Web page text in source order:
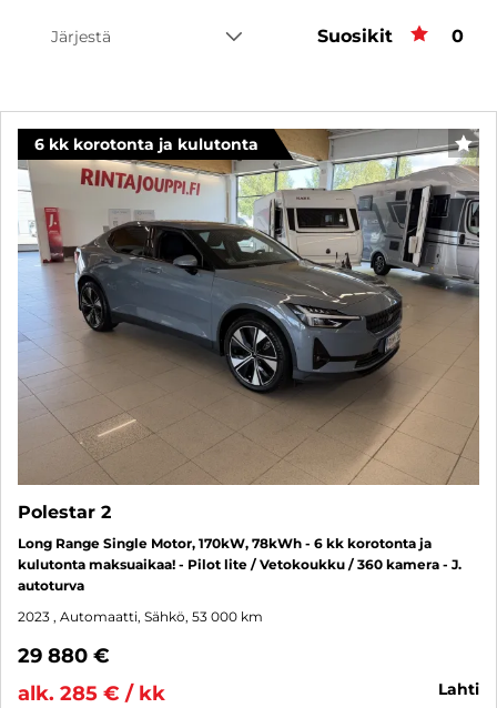
Järjestä Suosikit 0
6 kk korotonta ja kulutonta
Polestar 2
Long Range Single Motor, 170kW, 78kWh - 6 kk korotonta ja
kulutonta maksuaikaa! - Pilot lite / Vetokoukku / 360 kamera - J.
autoturva
2023 , Automaatti, Sähkö, 53 000 km
29 880 €
alk. 285 € / kk
lahti